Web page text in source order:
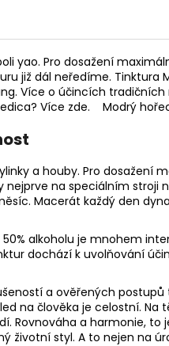
yao. Pro dosažení
již dál neředíme. Tinktura
Více o účincích
Více zde. Modrý
a houby. Pro dosažení
nejprve na speciálním stroji
Macerát každý den
alkoholu je mnohem
dochází k uvolňování
a ověřených postupů
na člověka je celostní. Na
Rovnováha a harmonie, to
životní styl. A to nejen na